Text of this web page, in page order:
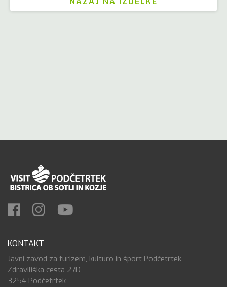
KONTAKT
Javni zavod za turizem, kulturo in šport Podčetrtek
Zdraviliška cesta 27D
3254 Podčetrtek